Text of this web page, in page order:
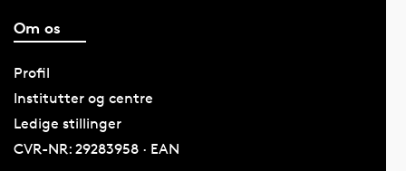
Om os
Profil
Institutter og centre
Ledige stillinger
CVR-NR: 29283958 · EAN